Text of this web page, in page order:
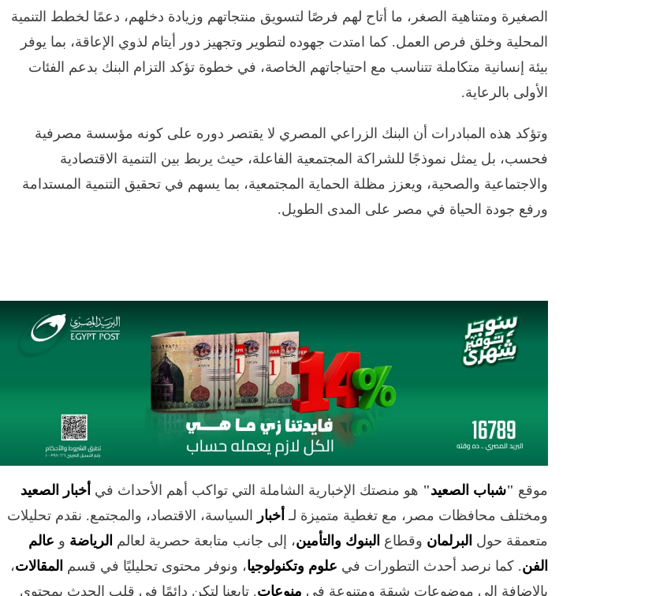
الصغيرة ومتناهية الصغر، ما أتاح لهم فرصًا لتسويق منتجاتهم وزيادة دخلهم، دعمًا لخطط التنمية
المحلية وخلق فرص العمل. كما امتدت جهوده لتطوير وتجهيز دور أيتام لذوي الإعاقة، بما يوفر
بيئة إنسانية متكاملة تتناسب مع احتياجاتهم الخاصة، في خطوة تؤكد التزام البنك بدعم الفئات
الأولى بالرعاية.
وتؤكد هذه المبادرات أن البنك الزراعي المصري لا يقتصر دوره على كونه مؤسسة مصرفية
فحسب، بل يمثل نموذجًا للشراكة المجتمعية الفاعلة، حيث يربط بين التنمية الاقتصادية
والاجتماعية والصحية، ويعزز مظلة الحماية المجتمعية، بما يسهم في تحقيق التنمية المستدامة
ورفع جودة الحياة في مصر على المدى الطويل.
موقع "شباب الصعيد" هو منصتك الإخبارية الشاملة التي تواكب أهم الأحداث في أخبار الصعيد
ومختلف محافظات مصر، مع تغطية متميزة لـ أخبار السياسة، الاقتصاد، والمجتمع. نقدم تحليلات
متعمقة حول البرلمان وقطاع البنوك والتأمين، إلى جانب متابعة حصرية لعالم الرياضة و عالم
الفن. كما نرصد أحدث التطورات في علوم وتكنولوجيا، ونوفر محتوى تحليليًا في قسم المقالات،
بالإضافة إلى موضوعات شيقة ومتنوعة في منوعات. تابعنا لتكن دائمًا في قلب الحدث بمحتوى